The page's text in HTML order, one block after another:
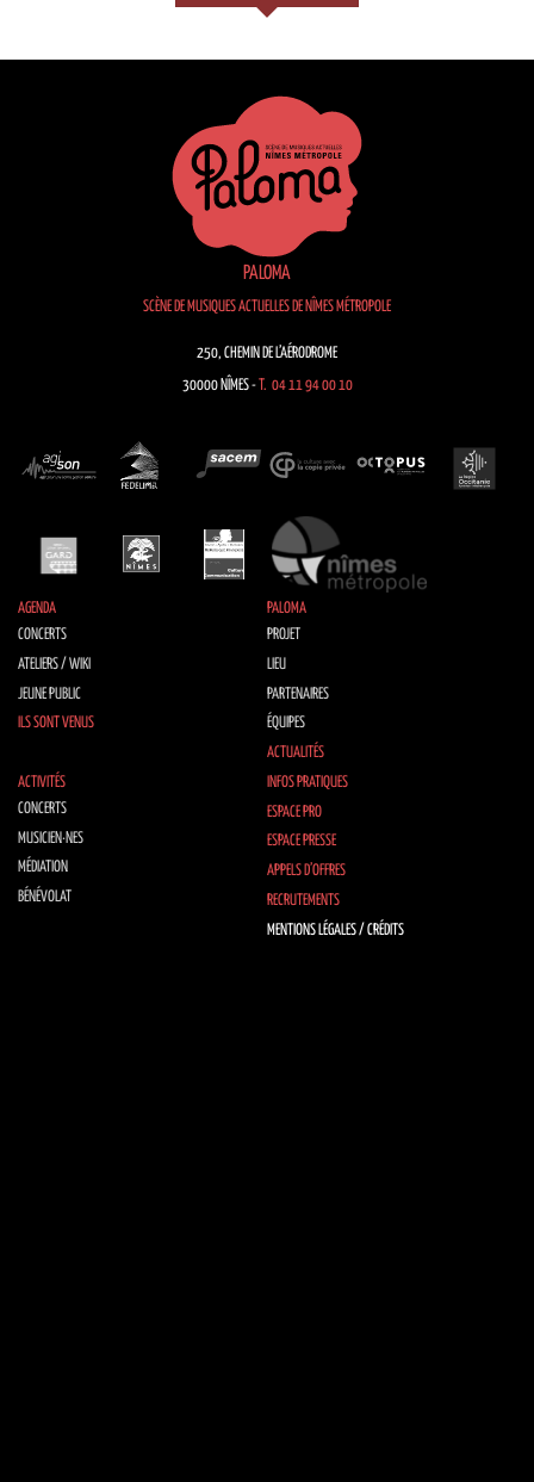
PALOMA
SCÈNE DE MUSIQUES ACTUELLES DE NÎMES MÉTROPOLE
250, CHEMIN DE L’AÉRODROME
30000 NÎMES -T. 04 11 94 00 10
AGENDA
CONCERTS
ATELIERS / WIKI
JEUNE PUBLIC
ILS SONT VENUS
PALOMA
PROJET
LIEU
PARTENAIRES
ÉQUIPES
ACTUALITÉS
ACTIVITÉS
CONCERTS
MUSICIEN·NES
MÉDIATION
BÉNÉVOLAT
INFOS PRATIQUES
ESPACE PRO
ESPACE PRESSE
APPELS D’OFFRES
RECRUTEMENTS
MENTIONS LÉGALES / CRÉDITS